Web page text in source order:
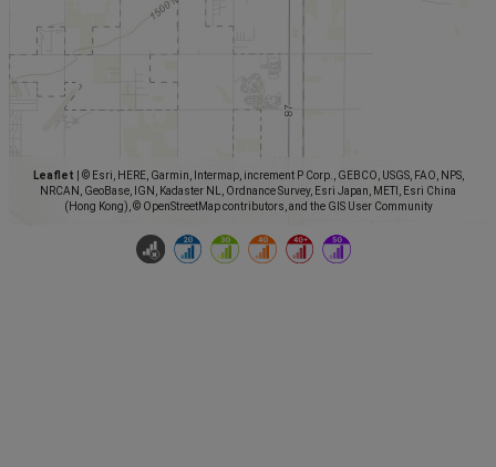
Leaflet
© Esri, HERE, Garmin, Intermap, increment P Corp., GEBCO, USGS, FAO, NPS,
NRCAN, GeoBase, IGN, Kadaster NL, Ordnance Survey, Esri Japan, METI, Esri China
(Hong Kong), © OpenStreetMap contributors, and the GIS User Community